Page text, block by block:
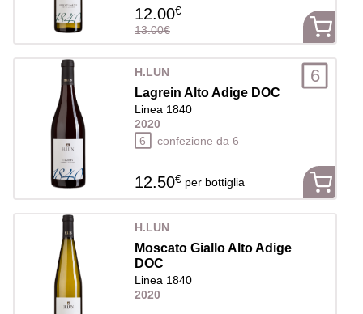
12.00€
13.00€
H.LUN
Lagrein Alto Adige DOC
Linea 1840
2020
6
confezione da 6
6
12.50€ per bottiglia
H.LUN
Moscato Giallo Alto Adige
DOC
Linea 1840
2020